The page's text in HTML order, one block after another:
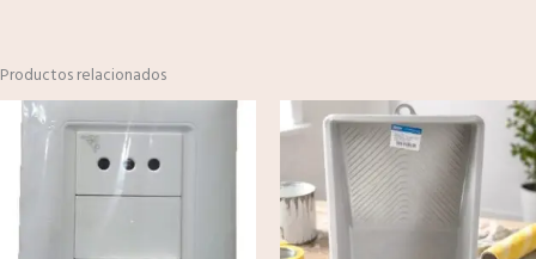
Productos relacionados